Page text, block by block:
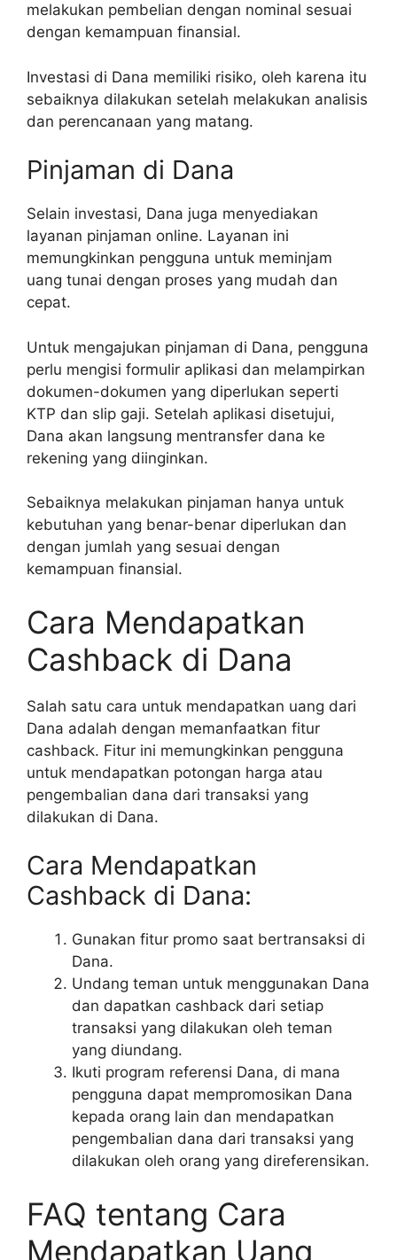
melakukan pembelian dengan nominal sesuai
dengan kemampuan finansial.
Investasi di Dana memiliki risiko, oleh karena itu
sebaiknya dilakukan setelah melakukan analisis
dan perencanaan yang matang.
Pinjaman di Dana
Selain investasi, Dana juga menyediakan
layanan pinjaman online. Layanan ini
memungkinkan pengguna untuk meminjam
uang tunai dengan proses yang mudah dan
cepat.
Untuk mengajukan pinjaman di Dana, pengguna
perlu mengisi formulir aplikasi dan melampirkan
dokumen-dokumen yang diperlukan seperti
KTP dan slip gaji. Setelah aplikasi disetujui,
Dana akan langsung mentransfer dana ke
rekening yang diinginkan.
Sebaiknya melakukan pinjaman hanya untuk
kebutuhan yang benar-benar diperlukan dan
dengan jumlah yang sesuai dengan
kemampuan finansial.
Cara Mendapatkan
Cashback di Dana
Salah satu cara untuk mendapatkan uang dari
Dana adalah dengan memanfaatkan fitur
cashback. Fitur ini memungkinkan pengguna
untuk mendapatkan potongan harga atau
pengembalian dana dari transaksi yang
dilakukan di Dana.
Cara Mendapatkan
Cashback di Dana:
Gunakan fitur promo saat bertransaksi di
Dana.
Undang teman untuk menggunakan Dana
dan dapatkan cashback dari setiap
transaksi yang dilakukan oleh teman
yang diundang.
Ikuti program referensi Dana, di mana
pengguna dapat mempromosikan Dana
kepada orang lain dan mendapatkan
pengembalian dana dari transaksi yang
dilakukan oleh orang yang direferensikan.
FAQ tentang Cara
Mendapatkan Uang